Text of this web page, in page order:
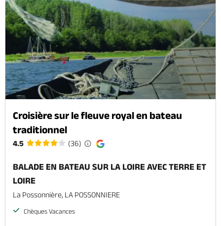
Croisière sur le fleuve royal en bateau
traditionnel
4.5 (36)
BALADE EN BATEAU SUR LA LOIRE AVEC TERRE ET
LOIRE
La Possonnière, LA POSSONNIERE
Chèques Vacances